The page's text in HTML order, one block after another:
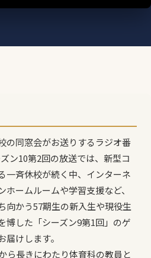
の同窓会がお送りするラジオ番
ン10第2回の放送では、新型コ
一斉休校が続く中、インターネ
ームルームや学習支援など、
向かう57期生の新入生や現役生
博した「シーズン9第1回」のゲ
けします。
ら長きにわたり体育科の教員と